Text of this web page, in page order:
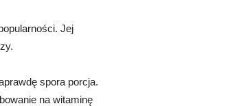
Jej
spora porcja.
na witaminę